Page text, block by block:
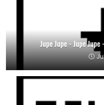
Jupe Jupe - Jupe